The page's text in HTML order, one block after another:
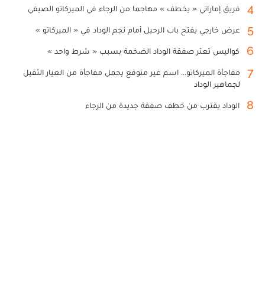
4 فريق إماراتي « يخطف » مهاجما من الرجاء في الميركاتو الصيفي
5 عرض خارجي يفتح باب الرحيل أمام نجم الوداد في « الميركاتو »
6 كواليس تعثر صفقة الوداد الضخمة بسبب « شرط واحد »
7
مفاجأة الميركاتو... اسم غير متوقع يحمل مفاجأة من العيار الثقيل
لجماهير الوداد
8 الوداد يقترب من خطف صفقة جديدة من الرجاء